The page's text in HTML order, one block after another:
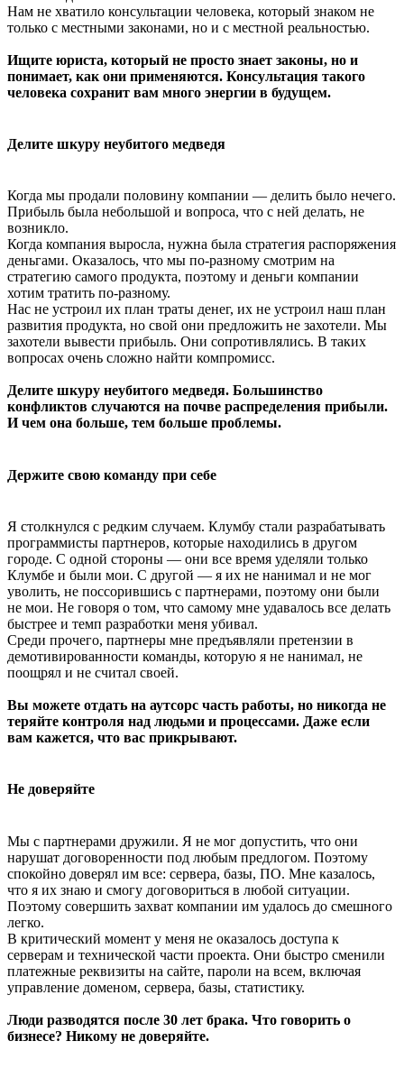
Нам не хватило консультации человека, который знаком не
только с местными законами, но и с местной реальностью.
Ищите юриста, который не просто знает законы, но и
понимает, как они применяются. Консультация такого
человека сохранит вам много энергии в будущем.
Делите шкуру неубитого медведя
Когда мы продали половину компании — делить было нечего.
Прибыль была небольшой и вопроса, что с ней делать, не
возникло.
Когда компания выросла, нужна была стратегия распоряжения
деньгами. Оказалось, что мы по-разному смотрим на
стратегию самого продукта, поэтому и деньги компании
хотим тратить по-разному.
Нас не устроил их план траты денег, их не устроил наш план
развития продукта, но свой они предложить не захотели. Мы
захотели вывести прибыль. Они сопротивлялись. В таких
вопросах очень сложно найти компромисс.
Делите шкуру неубитого медведя. Большинство
конфликтов случаются на почве распределения прибыли.
И чем она больше, тем больше проблемы.
Держите свою команду при себе
Я столкнулся с редким случаем. Клумбу стали разрабатывать
программисты партнеров, которые находились в другом
городе. С одной стороны — они все время уделяли только
Клумбе и были мои. С другой — я их не нанимал и не мог
уволить, не поссорившись с партнерами, поэтому они были
не мои. Не говоря о том, что самому мне удавалось все делать
быстрее и темп разработки меня убивал.
Среди прочего, партнеры мне предъявляли претензии в
демотивированности команды, которую я не нанимал, не
поощрял и не считал своей.
Вы можете отдать на аутсорс часть работы, но никогда не
теряйте контроля над людьми и процессами. Даже если
вам кажется, что вас прикрывают.
Не доверяйте
Мы с партнерами дружили. Я не мог допустить, что они
нарушат договоренности под любым предлогом. Поэтому
спокойно доверял им все: сервера, базы, ПО. Мне казалось,
что я их знаю и смогу договориться в любой ситуации.
Поэтому совершить захват компании им удалось до смешного
легко.
В критический момент у меня не оказалось доступа к
серверам и технической части проекта. Они быстро сменили
платежные реквизиты на сайте, пароли на всем, включая
управление доменом, сервера, базы, статистику.
Люди разводятся после 30 лет брака. Что говорить о
бизнесе? Никому не доверяйте.